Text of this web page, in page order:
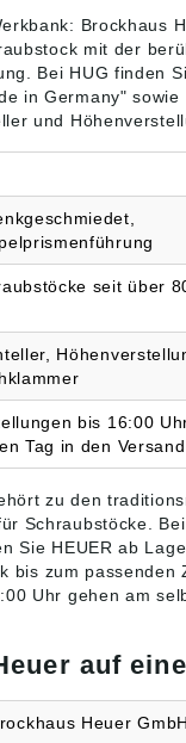
Brockhaus
mit der
Bei HUG finden
in Germany" sowie
und
seit über
bis 16:00
Tag in den Versand
zu den
Schraubstöcke.
Sie HEUER ab
bis zum passenden
Uhr gehen am
auf
Heuer